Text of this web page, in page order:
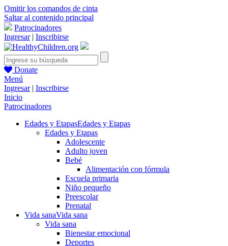
Omitir los comandos de cinta
Saltar al contenido principal
Patrocinadores
Ingresar| Inscribirse
Donate
Menú
Ingresar| Inscribirse
Inicio
Patrocinadores
Edades y EtapasEdades y Etapas
Edades y Etapas
Adolescente
Adulto joven
Bebé
Alimentación con fórmula
Escuela primaria
Niño pequeño
Preescolar
Prenatal
Vida sanaVida sana
Vida sana
Bienestar emocional
Deportes